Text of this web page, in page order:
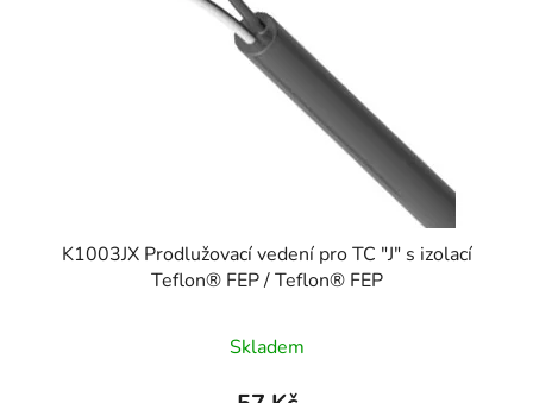
K1003JX Prodlužovací vedení pro TC "J" s izolací
Teflon® FEP / Teflon® FEP
Skladem